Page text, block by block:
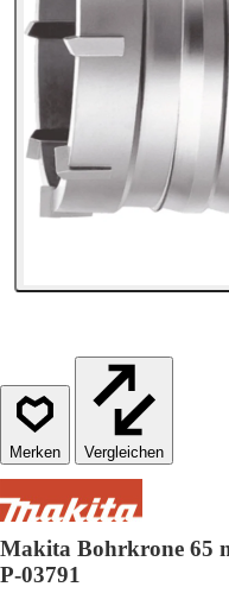
Vergleichen
Makita Bohrkrone 65
P-03791